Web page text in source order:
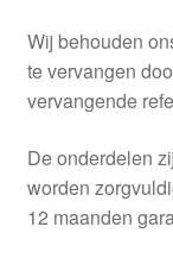
Wij behouden
te vervangen
vervangende
De onderdelen
worden
12 maanden